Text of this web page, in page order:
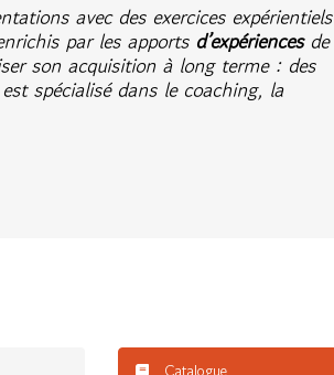
avec des exercices expérientiels
par les apports d’expériencesde
son acquisition à long terme : des
spécialisé dans le coaching, la
Catalogue